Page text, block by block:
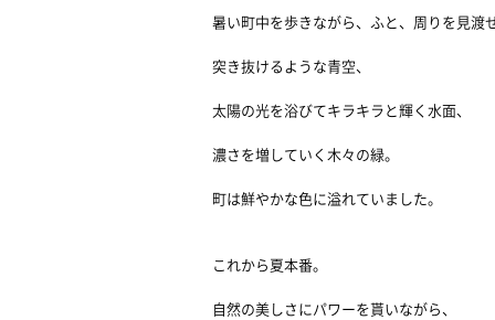
暑い町中を歩きながら、ふと、周りを見渡
突き抜けるような青空、
太陽の光を浴びてキラキラと輝く水面、
濃さを増していく木々の緑。
町は鮮やかな色に溢れていました。
これから夏本番。
自然の美しさにパワーを貰いながら、